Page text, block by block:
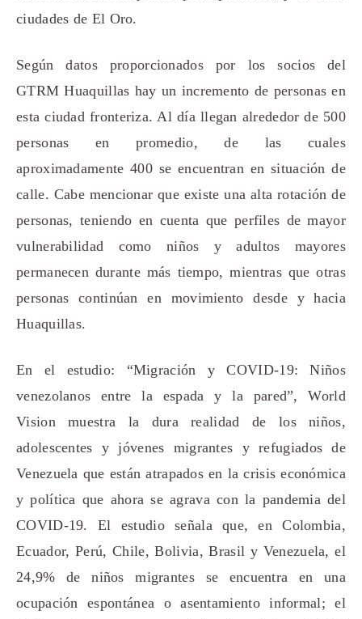
ciudades de El Oro.
Según datos proporcionados por los socios del
GTRM Huaquillas hay un incremento de personas en
esta ciudad fronteriza. Al día llegan alrededor de 500
personas en promedio, de las cuales
aproximadamente 400 se encuentran en situación de
calle. Cabe mencionar que existe una alta rotación de
personas, teniendo en cuenta que perfiles de mayor
vulnerabilidad como niños y adultos mayores
permanecen durante más tiempo, mientras que otras
personas continúan en movimiento desde y hacia
Huaquillas.
En el estudio: “Migración y COVID-19: Niños
venezolanos entre la espada y la pared”, World
Vision muestra la dura realidad de los niños,
adolescentes y jóvenes migrantes y refugiados de
Venezuela que están atrapados en la crisis económica
y política que ahora se agrava con la pandemia del
COVID-19. El estudio señala que, en Colombia,
Ecuador, Perú, Chile, Bolivia, Brasil y Venezuela, el
24,9% de niños migrantes se encuentra en una
ocupación espontánea o asentamiento informal; el